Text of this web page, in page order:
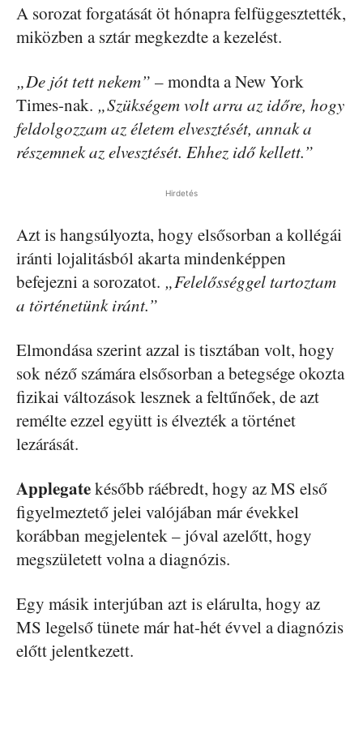
A sorozat forgatását öt hónapra felfüggesztették,
miközben a sztár megkezdte a kezelést.
„De jót tett nekem” –mondta a New York
Times-nak. „Szükségem volt arra az időre, hogy
feldolgozzam az életem elvesztését, annak a
részemnek az elvesztését. Ehhez idő kellett.”
Hirdetés
Azt is hangsúlyozta, hogy elsősorban a kollégái
iránti lojalitásból akarta mindenképpen
befejezni a sorozatot. „Felelősséggel tartoztam
a történetünk iránt.”
Elmondása szerint azzal is tisztában volt, hogy
sok néző számára elsősorban a betegsége okozta
fizikai változások lesznek a feltűnőek, de azt
remélte ezzel együtt is élvezték a történet
lezárását.
Applegatekésőbb ráébredt, hogy az MS első
figyelmeztető jelei valójában már évekkel
korábban megjelentek – jóval azelőtt, hogy
megszületett volna a diagnózis.
Egy másik interjúban azt is elárulta, hogy az
MS legelső tünete már hat-hét évvel a diagnózis
előtt jelentkezett.